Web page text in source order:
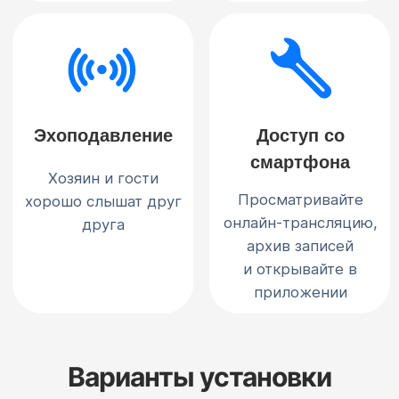
Варианты установки